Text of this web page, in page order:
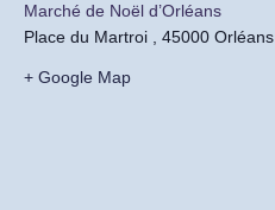
Marché de Noël d’Orléans
Place du Martroi , 45000 Orléans
+ Google Map